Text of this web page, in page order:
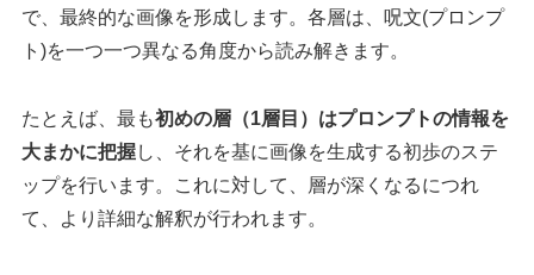
で、最終的な画像を形成します。各層は、呪文(プロンプ
ト)を一つ一つ異なる角度から読み解きます。
たとえば、最も初めの層（1層目）はプロンプトの情報を
大まかに把握し、それを基に画像を生成する初歩のステ
ップを行います。これに対して、層が深くなるにつれ
て、より詳細な解釈が行われます。